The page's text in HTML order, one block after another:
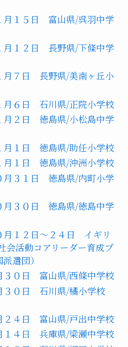
月１５日 富山県/呉羽中学
月１２日 長野県/下條中学
月７日 長野県/美南ヶ丘小
月６日 石川県/正院小学校
月２日 徳島県/小松島中学
月１日 徳島県/助任小学校
月１日 徳島県/沖洲小学校
月３１日 徳島県/内町小学
月３０日 徳島県/徳島中学
月１２日～２４日 イギリ
会活動コアリーダー育成プ
遣団）
３０日 富山県/西條中学校
３０日 石川県/橘小学校
２４日 富山県/戸出中学校
１４日 兵庫県/梁瀬中学校